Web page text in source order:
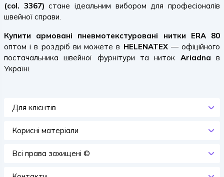
(col. 3367) стане ідеальним вибором для професіоналів
швейної справи.
Купити армовані пневмотекстуровані нитки ERA 80
оптом і в роздріб ви можете в HELENATEX— офіційного
постачальника швейної фурнітури та ниток Ariadna в
Україні.
Для клієнтів
Корисні матеріали
Всi права захищенi ©